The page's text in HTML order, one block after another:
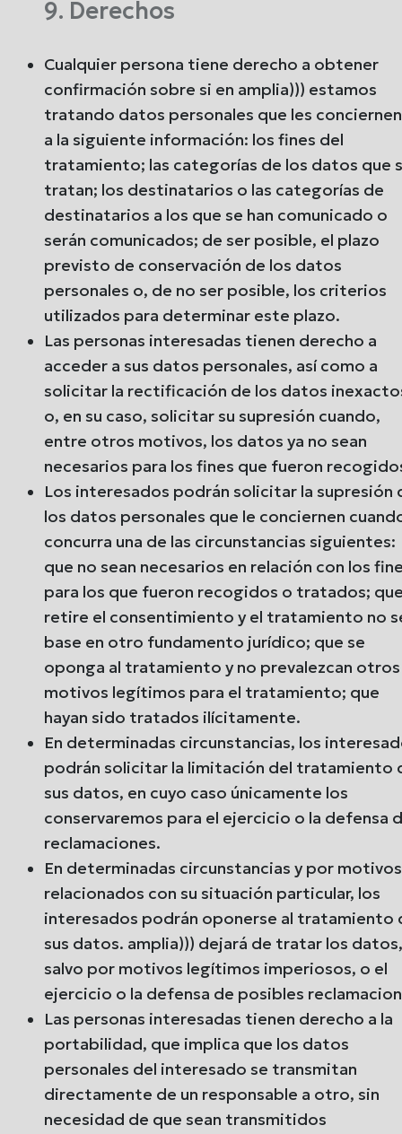
9. Derechos
Cualquier persona tiene derecho a obtener
confirmación sobre si en amplia))) estamos
tratando datos personales que les
a la siguiente información: los fines del
tratamiento; las categorías de los datos que
tratan; los destinatarios o las categorías de
destinatarios a los que se han comunicado o
serán comunicados; de ser posible, el plazo
previsto de conservación de los datos
personales o, de no ser posible, los criterios
utilizados para determinar este plazo.
Las personas interesadas tienen derecho a
acceder a sus datos personales, así como a
solicitar la rectificación de los datos
o, en su caso, solicitar su supresión cuando,
entre otros motivos, los datos ya no sean
necesarios para los fines que fueron
Los interesados podrán solicitar la supresión
los datos personales que le conciernen
concurra una de las circunstancias siguientes:
que no sean necesarios en relación con los
para los que fueron recogidos o tratados;
retire el consentimiento y el tratamiento no
base en otro fundamento jurídico; que se
oponga al tratamiento y no prevalezcan otros
motivos legítimos para el tratamiento; que
hayan sido tratados ilícitamente.
En determinadas circunstancias, los
podrán solicitar la limitación del tratamiento
sus datos, en cuyo caso únicamente los
conservaremos para el ejercicio o la defensa
reclamaciones.
En determinadas circunstancias y por motivos
relacionados con su situación particular, los
interesados podrán oponerse al tratamiento
sus datos. amplia))) dejará de tratar los
salvo por motivos legítimos imperiosos, o el
ejercicio o la defensa de posibles
Las personas interesadas tienen derecho a la
portabilidad, que implica que los datos
personales del interesado se transmitan
directamente de un responsable a otro, sin
necesidad de que sean transmitidos